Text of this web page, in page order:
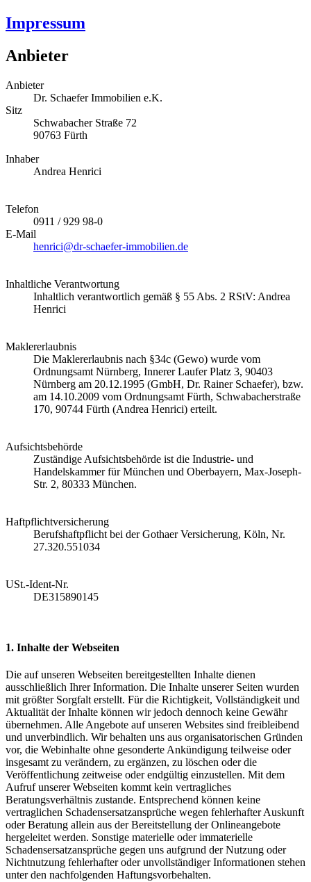
Impressum
Anbieter
Anbieter
Dr. Schaefer Immobilien e.K.
Sitz
Schwabacher Straße 72
90763 Fürth
Inhaber
Andrea Henrici
Telefon
0911 / 929 98-0
E-Mail
henrici@dr-schaefer-immobilien.de
Inhaltliche Verantwortung
Inhaltlich verantwortlich gemäß § 55 Abs. 2 RStV: Andrea
Henrici
Maklererlaubnis
Die Maklererlaubnis nach §34c (Gewo) wurde vom
Ordnungsamt Nürnberg, Innerer Laufer Platz 3, 90403
Nürnberg am 20.12.1995 (GmbH, Dr. Rainer Schaefer), bzw.
am 14.10.2009 vom Ordnungsamt Fürth, Schwabacherstraße
170, 90744 Fürth (Andrea Henrici) erteilt.
Aufsichtsbehörde
Zuständige Aufsichtsbehörde ist die Industrie- und
Handelskammer für München und Oberbayern, Max-Joseph-
Str. 2, 80333 München.
Haftpflichtversicherung
Berufshaftpflicht bei der Gothaer Versicherung, Köln, Nr.
27.320.551034
USt.-Ident-Nr.
DE315890145
1. Inhalte der Webseiten
Die auf unseren Webseiten bereitgestellten Inhalte dienen
ausschließlich Ihrer Information. Die Inhalte unserer Seiten wurden
mit größter Sorgfalt erstellt. Für die Richtigkeit, Vollständigkeit und
Aktualität der Inhalte können wir jedoch dennoch keine Gewähr
übernehmen. Alle Angebote auf unseren Websites sind freibleibend
und unverbindlich. Wir behalten uns aus organisatorischen Gründen
vor, die Webinhalte ohne gesonderte Ankündigung teilweise oder
insgesamt zu verändern, zu ergänzen, zu löschen oder die
Veröffentlichung zeitweise oder endgültig einzustellen. Mit dem
Aufruf unserer Webseiten kommt kein vertragliches
Beratungsverhältnis zustande. Entsprechend können keine
vertraglichen Schadensersatzansprüche wegen fehlerhafter Auskunft
oder Beratung allein aus der Bereitstellung der Onlineangebote
hergeleitet werden. Sonstige materielle oder immaterielle
Schadensersatzansprüche gegen uns aufgrund der Nutzung oder
Nichtnutzung fehlerhafter oder unvollständiger Informationen stehen
unter den nachfolgenden Haftungsvorbehalten.